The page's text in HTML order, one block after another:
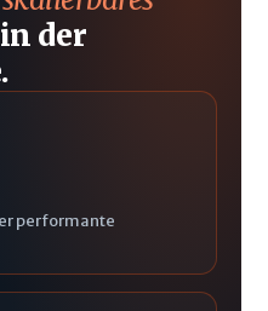
der
performante